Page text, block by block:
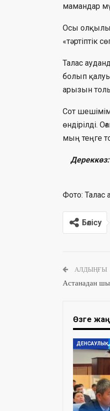
мамандар
Осы
«тәртіптік
Талас
болып
арызын
Сот
өндірілді.
мың теңге
Фото: Талас
Бөлісу
АЛДЫҢҒЫ
Астанадан
Өзге
ДЕНСАУЛЫҚ